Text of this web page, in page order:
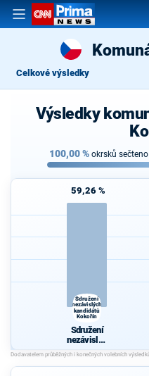
Celkové výsledky
Výsledky
100,00% okrsků sečteno
59,26 %
Sdružení
nezávislých
kandidátů
Kokořín
Sdružení
nezávislýc
kandidátů
Kokořín